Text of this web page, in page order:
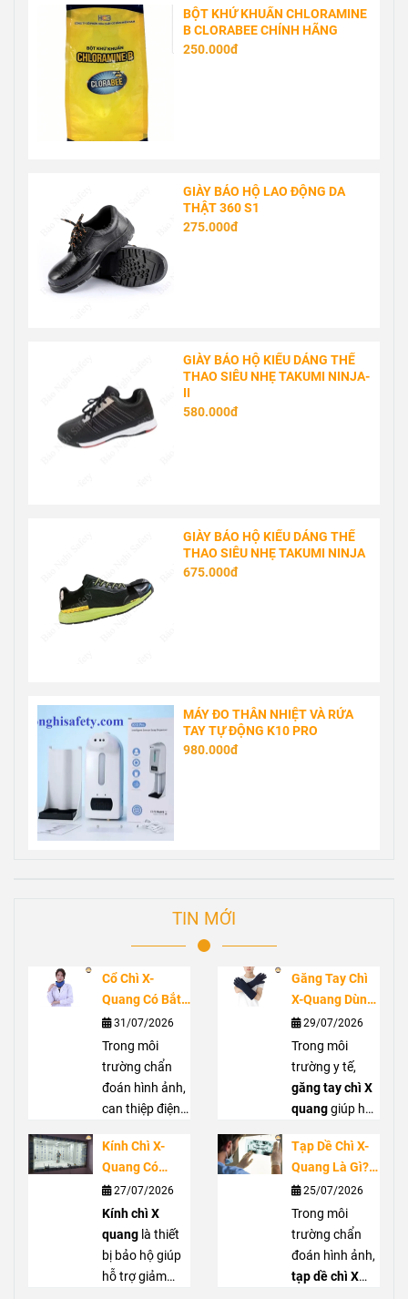
BỘT KHỬ KHUẨN CHLORAMINE
B CLORABEE CHÍNH HÃNG
250.000đ
GIÀY BẢO HỘ LAO ĐỘNG DA
THẬT 360 S1
275.000đ
GIÀY BẢO HỘ KIỂU DÁNG THỂ
THAO SIÊU NHẸ TAKUMI NINJA-
II
580.000đ
GIÀY BẢO HỘ KIỂU DÁNG THỂ
THAO SIÊU NHẸ TAKUMI NINJA
675.000đ
MÁY ĐO THÂN NHIỆT VÀ RỬA
TAY TỰ ĐỘNG K10 PRO
980.000đ
TIN MỚI
Cổ Chì X-
Quang Có Bắt
Buộc Không?
Vai Trò Bảo Vệ
Tuyến Giáp
Trước Bức Xạ
31/07/2026
Trong môi
trường chẩn
đoán hình ảnh,
can thiệp điện
phẫu thuật C-
arm, nhân viên
y tế có thể tiếp
xúc với bức xạ
tán xạ từ tia X.
Cổ chì X quang
giúp che chắn
Găng Tay Chì
X-Quang Dùng
Trong Trường
Hợp Nào?
Hướng Dẫn
Lựa Chọn Đúng
29/07/2026
Trong môi
trường y tế,
găng tay chì X
quanggiúp hỗ
nhiễm bức xạ
cho bàn tay khi
làm việc gần
nguồn tia X,
đặc biệt tại
phòng can
thiệp hoặc
Kính Chì X-
Quang Có
Thực Sự Cần
Thiết? Khi Nào
Nên Sử Dụng?
27/07/2026
Kính chì X
quanglà thiết
bị bảo hộ giúp
hỗ trợ giảm
Tạp Dề Chì X-
Quang Là Gì?
Khi Nào Nên
Sử Dụng Và
Cách Lựa Chọn
25/07/2026
Trong môi
trường chẩn
đoán hình ảnh,
tạp dề chì X